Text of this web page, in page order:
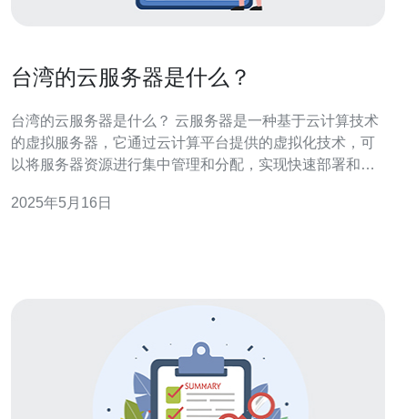
台湾的云服务器是什么？
台湾的云服务器是什么？ 云服务器是一种基于云计算技术
的虚拟服务器，它通过云计算平台提供的虚拟化技术，可
以将服务器资源进行集中管理和分配，实现快速部署和弹
算服务。 台湾的云服务器是由台湾本地云计算服务提供商
2025年5月16日